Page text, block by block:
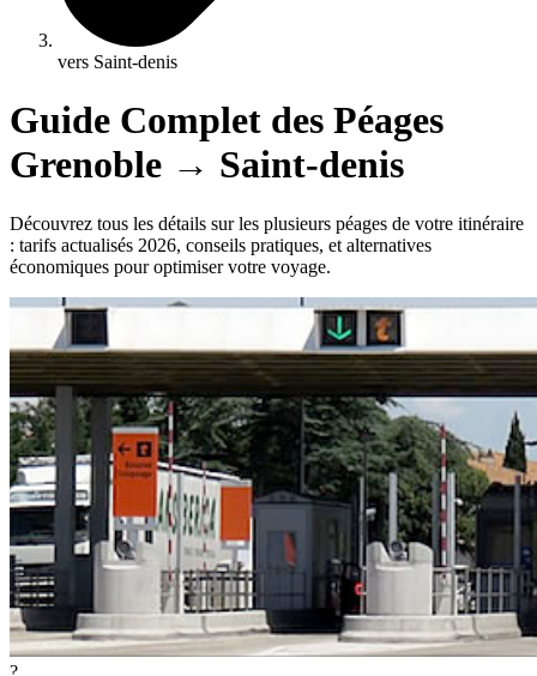
vers Saint-denis
Guide Complet des Péages
Grenoble → Saint-denis
Découvrez tous les détails sur les plusieurs péages de votre itinéraire
: tarifs actualisés 2026, conseils pratiques, et alternatives
économiques pour optimiser votre voyage.
?